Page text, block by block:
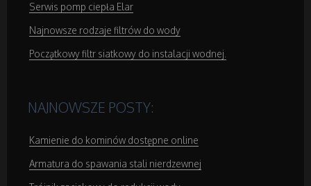
Oprogramowanie
Strony Internetowe
Kontakt
Serwis pomp ciepła Elar
Najnowsze rodzaje filtrów do wody
Początkowy filtr siatkowy do instalacji wodnej.
NAJNOWSZE POSTY:
Kamienie do kominów dostępne online
Armatura do spawania stali nierdzewnej